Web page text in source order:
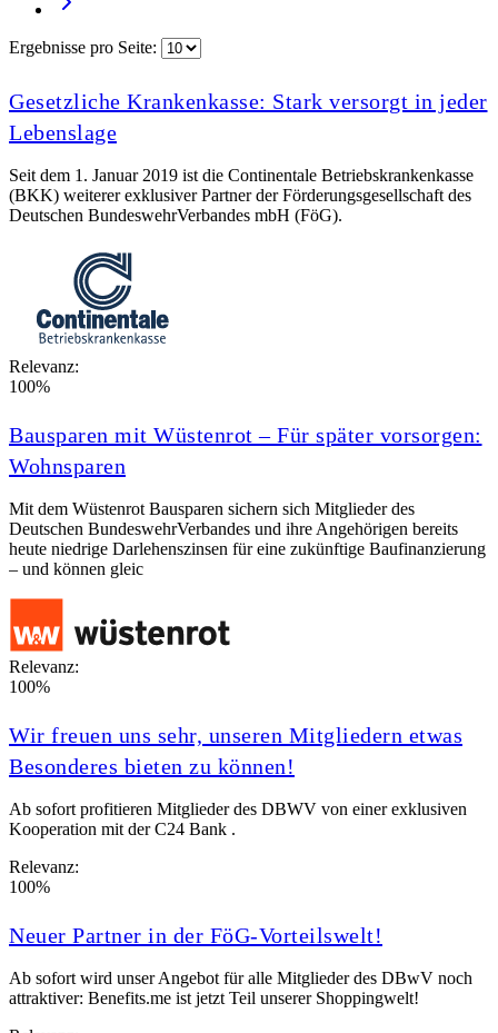
Pflege-Assistance
Rechtsschutzversicherung
Schutzbrief
Sicher.dienen
Vorsorgedatenbank
alter
axa
kenn
reit
Ergebnisse pro Seite:
Gesetzliche Krankenkasse: Stark versorgt in jeder
Lebenslage
Seit dem 1. Januar 2019 ist die Continentale Betriebskrankenkasse
(BKK) weiterer exklusiver Partner der Förderungsgesellschaft des
Deutschen BundeswehrVerbandes mbH (FöG).
Relevanz:
100%
Bausparen mit Wüstenrot – Für später vorsorgen:
Wohnsparen
Mit dem Wüstenrot Bausparen sichern sich Mitglieder des
Deutschen BundeswehrVerbandes und ihre Angehörigen bereits
heute niedrige Darlehenszinsen für eine zukünftige Baufinanzierung
– und können gleic
Relevanz:
100%
Wir freuen uns sehr, unseren Mitgliedern etwas
Besonderes bieten zu können!
Ab sofort profitieren Mitglieder des DBWV von einer exklusiven
Kooperation mit der C24 Bank .
Relevanz:
100%
Neuer Partner in der FöG‑Vorteilswelt!
Ab sofort wird unser Angebot für alle Mitglieder des DBwV noch
attraktiver: Benefits.me ist jetzt Teil unserer Shoppingwelt!